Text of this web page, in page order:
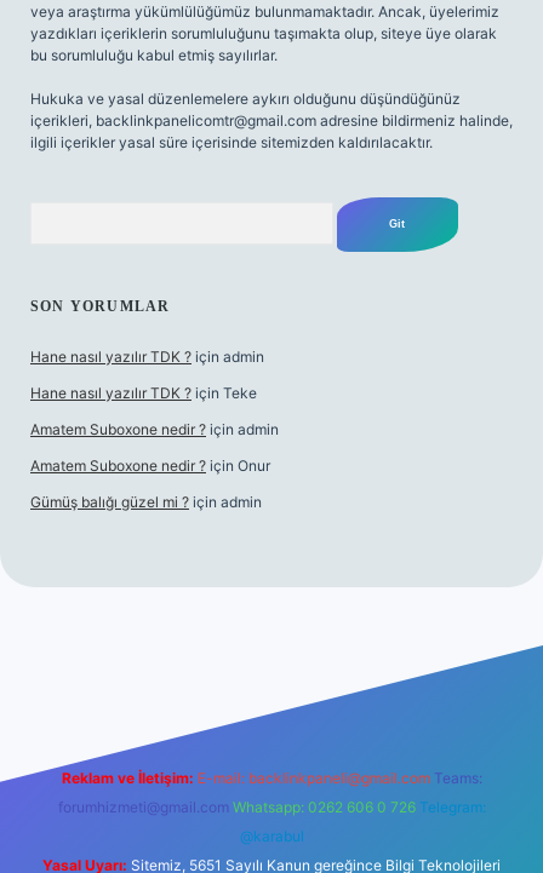
veya araştırma yükümlülüğümüz bulunmamaktadır. Ancak, üyelerimiz
yazdıkları içeriklerin sorumluluğunu taşımakta olup, siteye üye olarak
bu sorumluluğu kabul etmiş sayılırlar.
Hukuka ve yasal düzenlemelere aykırı olduğunu düşündüğünüz
içerikleri, backlinkpanelicomtr@gmail.com adresine bildirmeniz halinde,
ilgili içerikler yasal süre içerisinde sitemizden kaldırılacaktır.
SON YORUMLAR
Hane nasıl yazılır TDK ? için admin
Hane nasıl yazılır TDK ? için Teke
Amatem Suboxone nedir ? için admin
Amatem Suboxone nedir ? için Onur
Gümüş balığı güzel mi ? için admin
Reklam ve İletişim: E-mail: backlinkpaneli@gmail.com Teams:
forumhizmeti@gmail.com Whatsapp: 0262 606 0 726 Telegram:
@karabul
Yasal Uyarı: Sitemiz, 5651 Sayılı Kanun gereğince Bilgi Teknolojileri